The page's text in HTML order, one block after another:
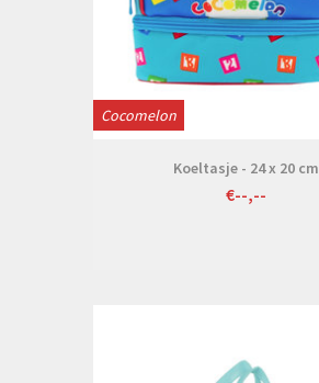
Cocomelon
Koeltasje - 24 x 20 cm
€--,--